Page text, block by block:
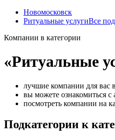
Новомосковск
Ритуальные услугиВсе
Компании в категории
«Ритуальные
лучшие компании для вас
вы можете ознакомиться
посмотреть компании на
Подкатегории к